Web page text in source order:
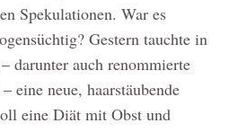
Spekulationen. War es
Gestern tauchte in
darunter auch renommierte
eine neue, haarstäubende
eine Diät mit Obst und